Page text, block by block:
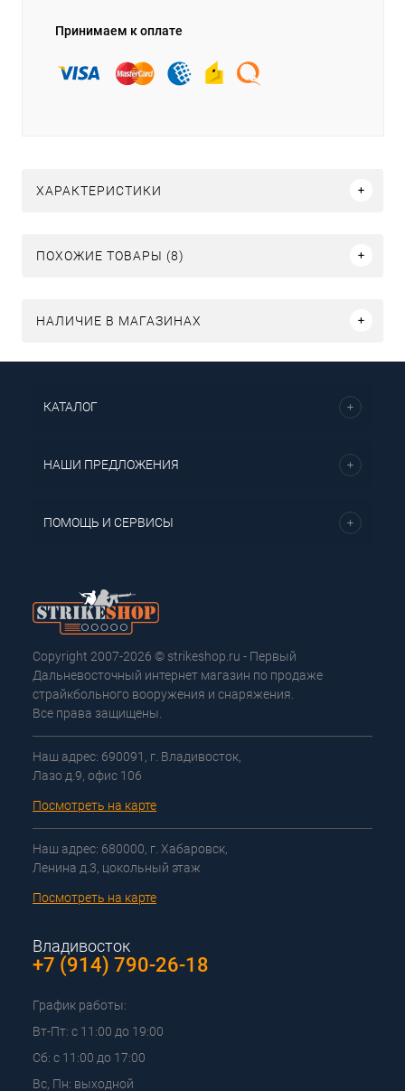
Принимаем к оплате
ХАРАКТЕРИСТИКИ
ПОХОЖИЕ ТОВАРЫ (8)
НАЛИЧИЕ В МАГАЗИНАХ
КАТАЛОГ
НАШИ ПРЕДЛОЖЕНИЯ
ПОМОЩЬ И СЕРВИСЫ
Copyright 2007-2026 © strikeshop.ru - Первый
Дальневосточный интернет магазин по продаже
страйкбольного вооружения и снаряжения.
Все права защищены.
Наш адрес: 690091, г. Владивосток,
Лазо д.9, офис 106
Посмотреть на карте
Наш адрес: 680000, г. Хабаровск,
Ленина д.3, цокольный этаж
Посмотреть на карте
Владивосток
+7 (914) 790-26-18
График работы:
Вт-Пт: с 11:00 до 19:00
Сб: с 11:00 до 17:00
Вс, Пн: выходной